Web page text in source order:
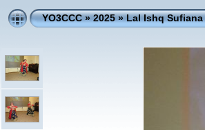
YO3CCC»2025»Lal Ishq Sufiana